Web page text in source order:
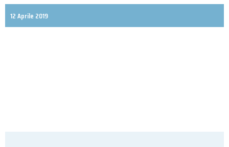
12 Aprile 2019